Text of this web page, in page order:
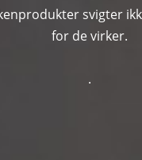
svigter
for de virker.
.